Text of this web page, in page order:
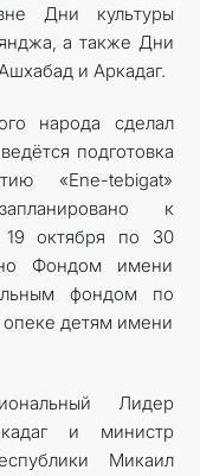
Дни культуры
а также Дни
и Аркадаг.
народа сделал
подготовка
«Ene-tebigat»
к
октября по 30
Фондом имени
фондом по
детям имени
Лидер
и министр
Микаил